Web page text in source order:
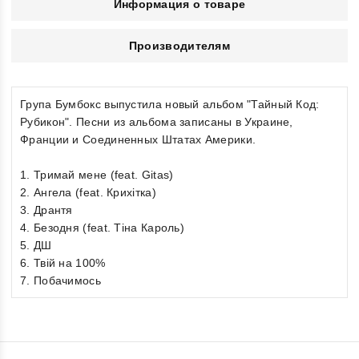
Информация о товаре
Производителям
Група Бумбокс выпустила новый альбом "Тайный Код:
Рубикон". Песни из альбома записаны в Украине,
Франции и Соединенных Штатах Америки.
1. Тримай мене (feat. Gitas)
2. Ангела (feat. Крихітка)
3. Дрантя
4. Безодня (feat. Тіна Кароль)
5. ДШ
6. Твій на 100%
7. Побачимось